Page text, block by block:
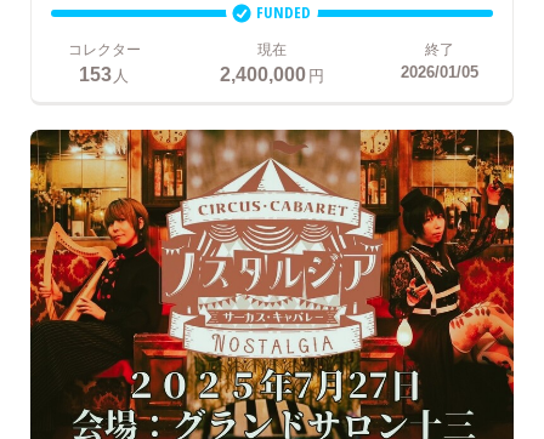
FUNDED
コレクター
153 人
現在
2,400,000円
終了
2026/01/05